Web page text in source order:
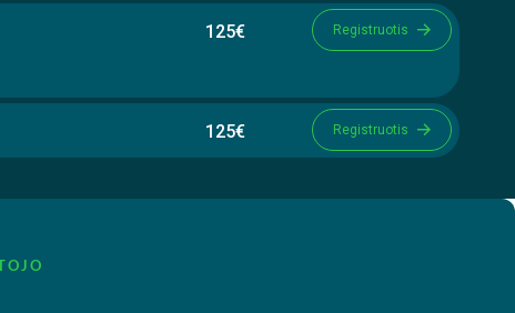
125€ Registruotis
125€ Registruotis